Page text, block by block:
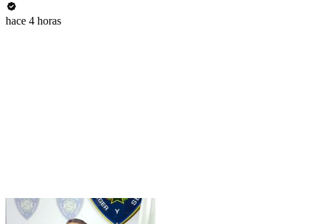
hace 4 horas